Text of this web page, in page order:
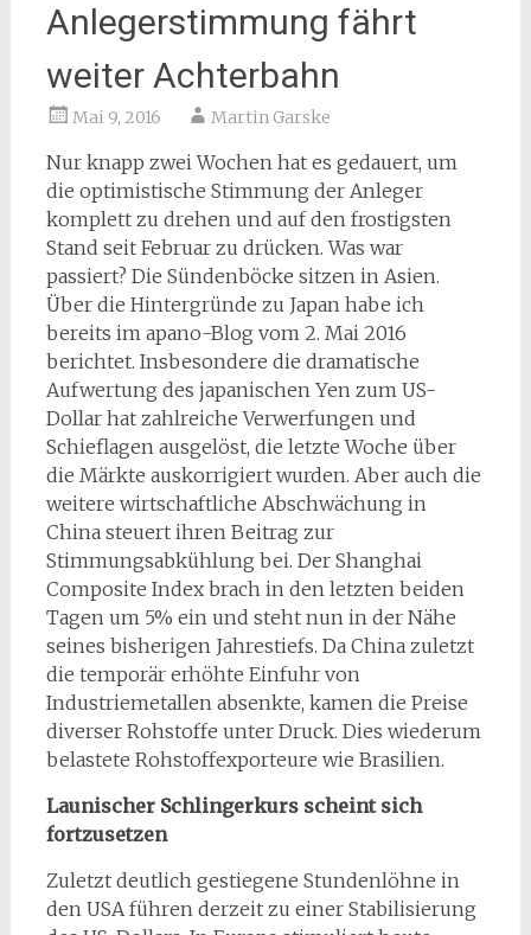
Anlegerstimmung fährt
weiter Achterbahn
Mai 9, 2016 Martin Garske
Nur knapp zwei Wochen hat es gedauert, um
die optimistische Stimmung der Anleger
komplett zu drehen und auf den frostigsten
Stand seit Februar zu drücken. Was war
passiert? Die Sündenböcke sitzen in Asien.
Über die Hintergründe zu Japan habe ich
bereits im apano-Blog vom 2. Mai 2016
berichtet. Insbesondere die dramatische
Aufwertung des japanischen Yen zum US-
Dollar hat zahlreiche Verwerfungen und
Schieflagen ausgelöst, die letzte Woche über
die Märkte auskorrigiert wurden. Aber auch die
weitere wirtschaftliche Abschwächung in
China steuert ihren Beitrag zur
Stimmungsabkühlung bei. Der Shanghai
Composite Index brach in den letzten beiden
Tagen um 5% ein und steht nun in der Nähe
seines bisherigen Jahrestiefs. Da China zuletzt
die temporär erhöhte Einfuhr von
Industriemetallen absenkte, kamen die Preise
diverser Rohstoffe unter Druck. Dies wiederum
belastete Rohstoffexporteure wie Brasilien.
Launischer Schlingerkurs scheint sich
fortzusetzen
Zuletzt deutlich gestiegene Stundenlöhne in
den USA führen derzeit zu einer Stabilisierung